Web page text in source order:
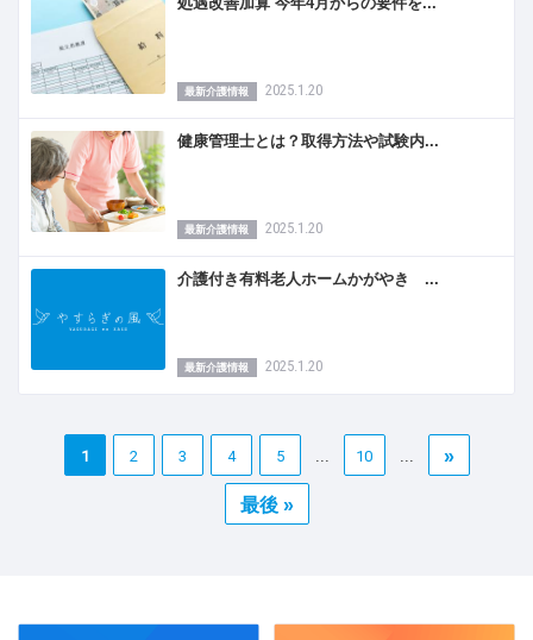
最新介護情報 2025.1.20
健康管理士とは？取得方法や試験内...
最新介護情報 2025.1.20
介護付き有料老人ホームかがやき ...
最新介護情報 2025.1.20
1 2 3 4 5 ... 10 ... »
最後 »